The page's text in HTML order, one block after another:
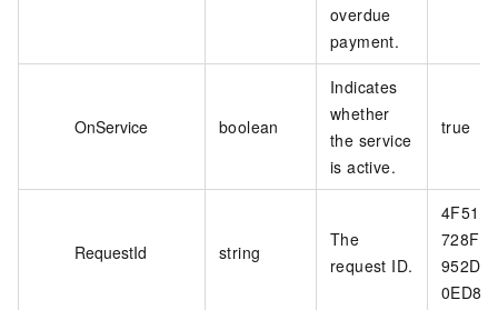
overdue
payment.
OnService boolean
Indicates
whether
the service
is active.
true
RequestId string
The
request ID.
728F-
952D-